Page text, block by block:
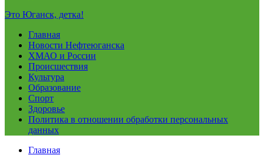
Это Юганск, детка!
Главная
Новости Нефтеюганска
ХМАО и России
Происшествия
Культура
Образование
Спорт
Здоровье
Политика в отношении обработки персональных
данных
Главная